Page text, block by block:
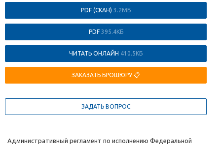
PDF (СКАН) 3.2МБ
PDF 395.4КБ
ЧИТАТЬ ОНЛАЙН 410.5КБ
ЗАКАЗАТЬ БРОШЮРУ 📋
ЗАДАТЬ ВОПРОС
Административный регламент по исполнению Федеральной